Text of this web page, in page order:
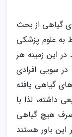
گیاهی از بحث
به علوم پزشکی
این زمینه هر
سویی افرادی
گیاهی یافته
داشته، لذا با
هیچ گیاهی
این باور هستند